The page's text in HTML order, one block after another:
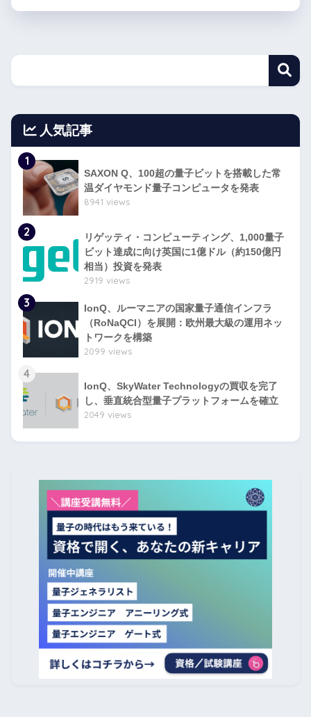
人気記事
1
SAXON Q、100超の量子ビットを搭載した常
温ダイヤモンド量子コンピュータを発表
8941 views
2
リゲッティ・コンピューティング、1,000量子
ビット達成に向け英国に1億ドル（約150億円
相当）投資を発表
2919 views
3
IonQ、ルーマニアの国家量子通信インフラ
（RoNaQCI）を展開：欧州最大級の運用ネッ
トワークを構築
2099 views
4
IonQ、SkyWater Technologyの買収を完了
し、垂直統合型量子プラットフォームを確立
2049 views